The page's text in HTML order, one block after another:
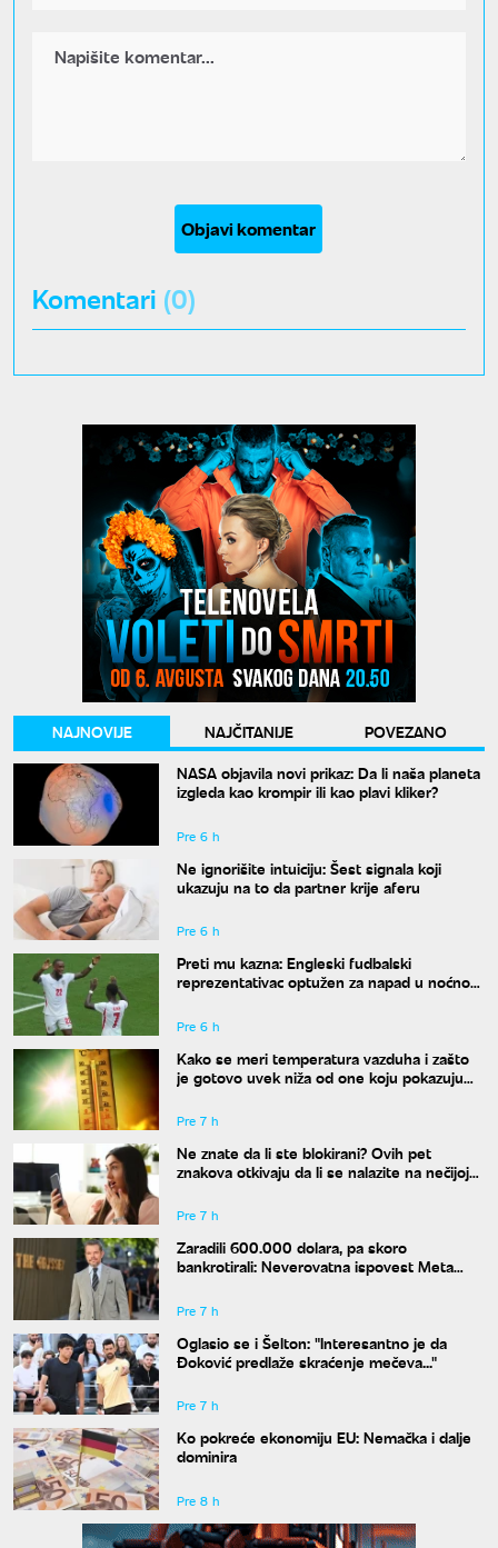
Objavi komentar
Komentari (0)
NAJNOVIJE NAJČITANIJE
POVEZANO
NASA objavila novi prikaz: Da li naša planeta
izgleda kao krompir ili kao plavi kliker?
Pre 6 h
Ne ignorišite intuiciju: Šest signala koji
ukazuju na to da partner krije aferu
Pre 6 h
Preti mu kazna: Engleski fudbalski
reprezentativac optužen za napad u noćnom
Pre 6 h
Kako se meri temperatura vazduha i zašto
je gotovo uvek niža od one koju pokazuju
Pre 7 h
Ne znate da li ste blokirani? Ovih pet
znakova otkivaju da li se nalazite na nečijoj
Pre 7 h
Zaradili 600.000 dolara, pa skoro
bankrotirali: Neverovatna ispovest Meta
Pre 7 h
Oglasio se i Šelton: "Interesantno je da
Đoković predlaže skraćenje mečeva..."
Pre 7 h
Ko pokreće ekonomiju EU: Nemačka i dalje
dominira
Pre 8 h